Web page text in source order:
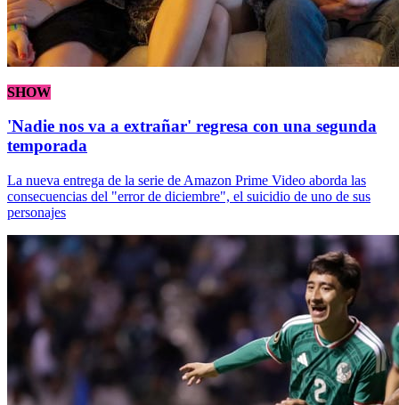
SHOW
'Nadie nos va a extrañar' regresa con una segunda
temporada
La nueva entrega de la serie de Amazon Prime Video aborda las
consecuencias del "error de diciembre", el suicidio de uno de sus
personajes